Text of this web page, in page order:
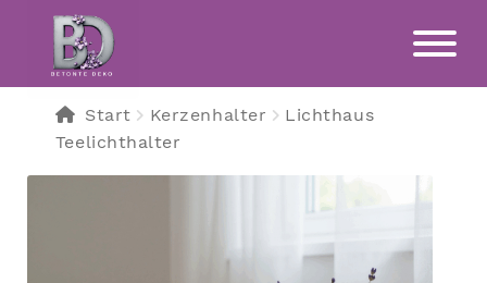
Navigation
springen
Inhalt
springen
Start Kerzenhalter
Lichthaus
Teelichthalter